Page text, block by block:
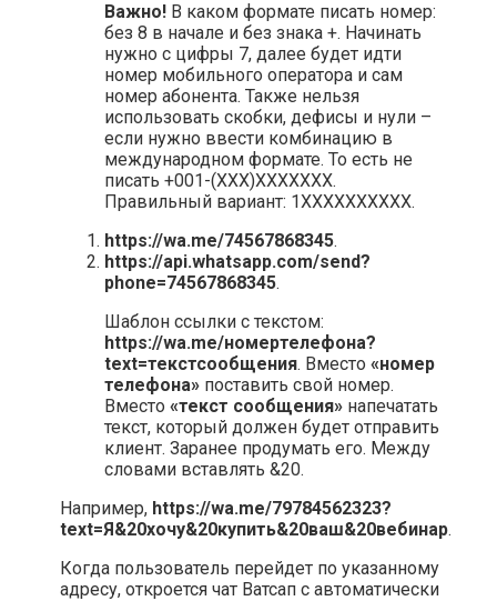
Важно! В каком формате писать номер:
без 8 в начале и без знака +. Начинать
нужно с цифры 7, далее будет идти
номер мобильного оператора и сам
номер абонента. Также нельзя
использовать скобки, дефисы и нули –
если нужно ввести комбинацию в
международном формате. То есть не
писать +001-(XXX)XXXXXXX.
Правильный вариант: 1XXXXXXXXXX.
https://wa.me/74567868345.
https://api.whatsapp.com/send?
phone=74567868345.
Шаблон ссылки с текстом:
https://wa.me/номертелефона?
text=текстсообщения. Вместо «номер
телефона» поставить свой номер.
Вместо «текст сообщения» напечатать
текст, который должен будет отправить
клиент. Заранее продумать его. Между
словами вставлять &20.
Например, https://wa.me/79784562323?
text=Я&20хочу&20купить&20ваш&20вебинар.
Когда пользователь перейдет по указанному
адресу, откроется чат Ватсап с автоматически